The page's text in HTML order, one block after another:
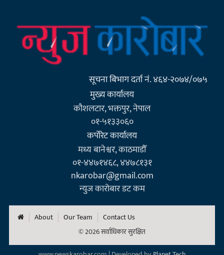
सूचना बिभाग दर्ता नं. ४६४-२०७४/०७५
मुख्य कार्यालय
कौशलटार, भक्तपुर, नेपाल
०१-५१३३०६०
कर्पाेरेट कार्यालय
मध्य बानेश्वर, काठमाडौँ
०१-४४७१४६८, ४४७८१३१
nkarobar@gmail.com
न्युज कारोबार डट कम
About Our Team
Contact Us
© 2026 सर्वाधिकार सुरक्षित